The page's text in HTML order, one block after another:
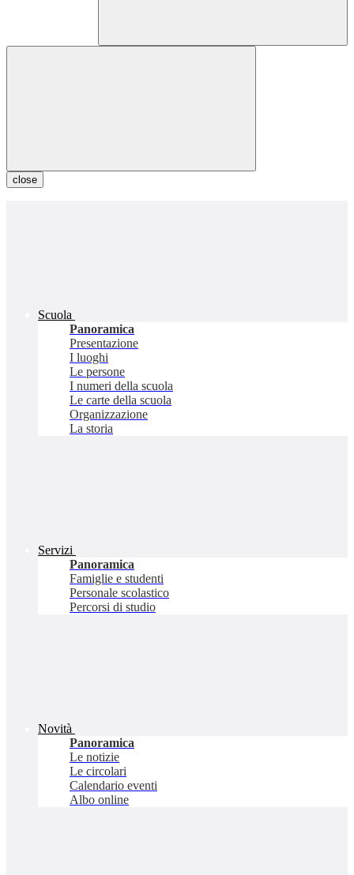
close
Scuola
Panoramica
Presentazione
I luoghi
Le persone
I numeri della scuola
Le carte della scuola
Organizzazione
La storia
Servizi
Panoramica
Famiglie e studenti
Personale scolastico
Percorsi di studio
Novità
Panoramica
Le notizie
Le circolari
Calendario eventi
Albo online